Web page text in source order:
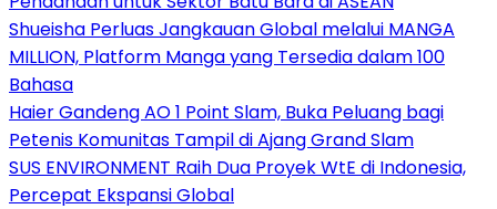
Shueisha Perluas Jangkauan Global melalui MANGA
MILLION, Platform Manga yang Tersedia dalam 100
Bahasa
Haier Gandeng AO 1 Point Slam, Buka Peluang bagi
Petenis Komunitas Tampil di Ajang Grand Slam
SUS ENVIRONMENT Raih Dua Proyek WtE di Indonesia,
Percepat Ekspansi Global